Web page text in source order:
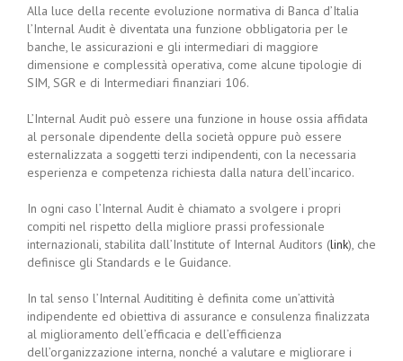
Alla luce della recente evoluzione normativa di Banca d’Italia
l’Internal Audit è diventata una funzione obbligatoria per le
banche, le assicurazioni e gli intermediari di maggiore
dimensione e complessità operativa, come alcune tipologie di
SIM, SGR e di Intermediari finanziari 106.
L’Internal Audit può essere una funzione in house ossia affidata
al personale dipendente della società oppure può essere
esternalizzata a soggetti terzi indipendenti, con la necessaria
esperienza e competenza richiesta dalla natura dell’incarico.
In ogni caso l’Internal Audit è chiamato a svolgere i propri
compiti nel rispetto della migliore prassi professionale
internazionali, stabilita dall’Institute of Internal Auditors (link), che
definisce gli Standards e le Guidance.
In tal senso l’Internal Audititing è definita come un’attività
indipendente ed obiettiva di assurance e consulenza finalizzata
al miglioramento dell’efficacia e dell’efficienza
dell’organizzazione interna, nonché a valutare e migliorare i